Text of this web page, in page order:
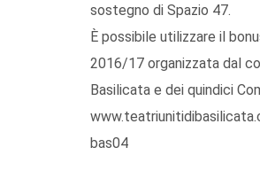
sostegno di Spazio 47.
È possibile utilizzare il
2016/17 organizzata dal
Basilicata e dei quindici
bas04